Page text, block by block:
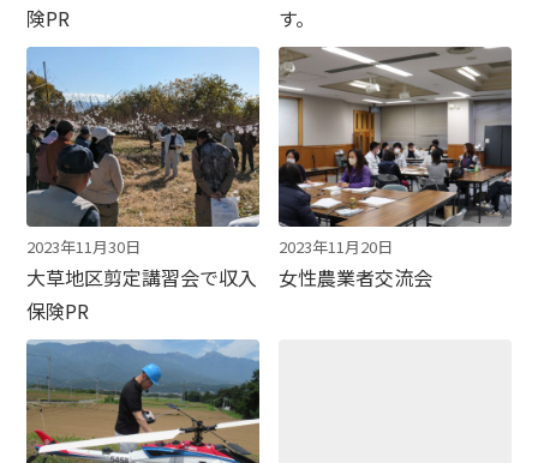
険PR
す。
2023年11月30日
大草地区剪定講習会で収入
保険PR
2023年11月20日
女性農業者交流会